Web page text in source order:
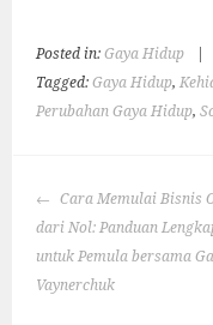
Posted in:Gaya Hidup
Tagged:Gaya Hidup,
Perubahan Gaya Hidup,
POST
NAVIGATION
Cara Memulai Bisnis
dari Nol: Panduan
untuk Pemula bersama
Vaynerchuk